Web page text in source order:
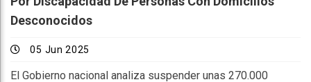
Desconocidos
05 Jun 2025
El Gobierno nacional analiza suspender unas 270.000